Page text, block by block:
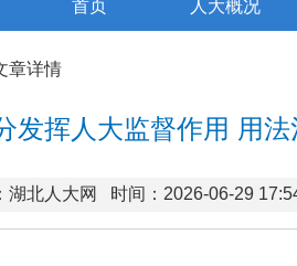
首页 人大概况
章详情
发挥人大监督作用 用
湖北人大网 时间：2026-06-29